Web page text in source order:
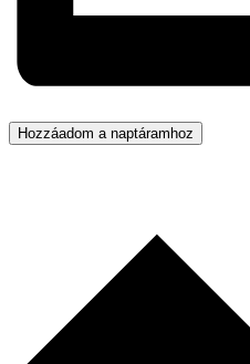
Hozzáadom a naptáramhoz